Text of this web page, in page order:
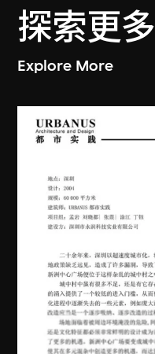
探索更多
Explore More